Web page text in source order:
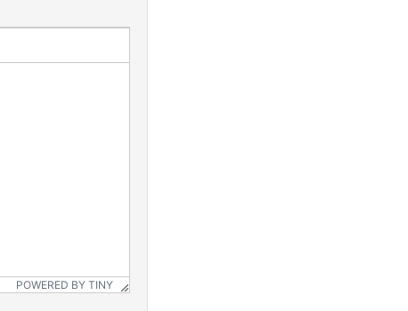
POWERED BY TINY